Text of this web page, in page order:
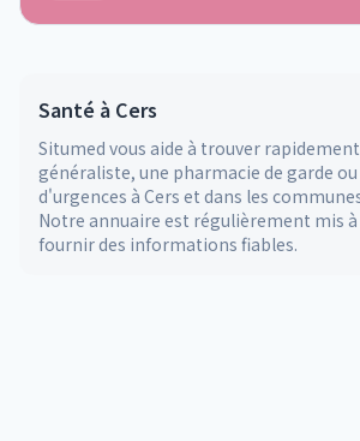
Santé à Cers
Situmed vous aide à trouver
généraliste, une pharmacie de garde ou
d'urgences à Cers et dans les
Notre annuaire est régulièrement mis
fournir des informations fiables.